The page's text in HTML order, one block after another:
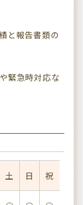
と報告書類の
緊急時対応な
土 日 祝